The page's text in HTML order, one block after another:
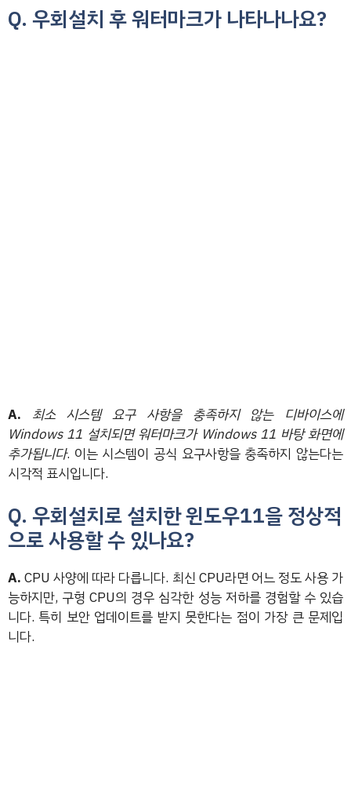
Q. 우회설치 후 워터마크가 나타나나요?
A.
최소 시스템 요구 사항을 충족하지 않는 디바이스에
Windows 11 설치되면 워터마크가 Windows 11 바탕 화면에
추가됩니다. 이는 시스템이 공식 요구사항을 충족하지 않는다는
시각적 표시입니다.
Q. 우회설치로 설치한 윈도우11을 정상적
으로 사용할 수 있나요?
A. CPU 사양에 따라 다릅니다. 최신 CPU라면 어느 정도 사용 가
능하지만, 구형 CPU의 경우 심각한 성능 저하를 경험할 수 있습
니다. 특히 보안 업데이트를 받지 못한다는 점이 가장 큰 문제입
니다.